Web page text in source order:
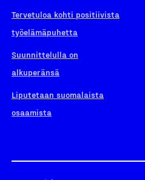
Tervetuloa kohti positiivista
työelämäpuhetta
Suunnittelulla on
alkuperänsä
Liputetaan suomalaista
osaamista